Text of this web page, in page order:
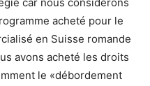
acheté pour le
en Suisse romande
avons acheté les droits
le «débordement